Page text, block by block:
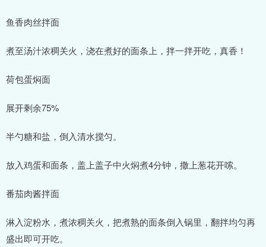
鱼香肉丝拌面
煮至汤汁浓稠关火，浇在煮好的面条上，拌一拌开吃，真香！
荷包蛋焖面
展开剩余75%
半勺糖和盐，倒入清水搅匀。
放入鸡蛋和面条，盖上盖子中火焖煮4分钟，撒上葱花开嗦。
番茄肉酱拌面
淋入淀粉水，煮浓稠关火，把煮熟的面条倒入锅里，翻拌均匀再
盛出即可开吃。